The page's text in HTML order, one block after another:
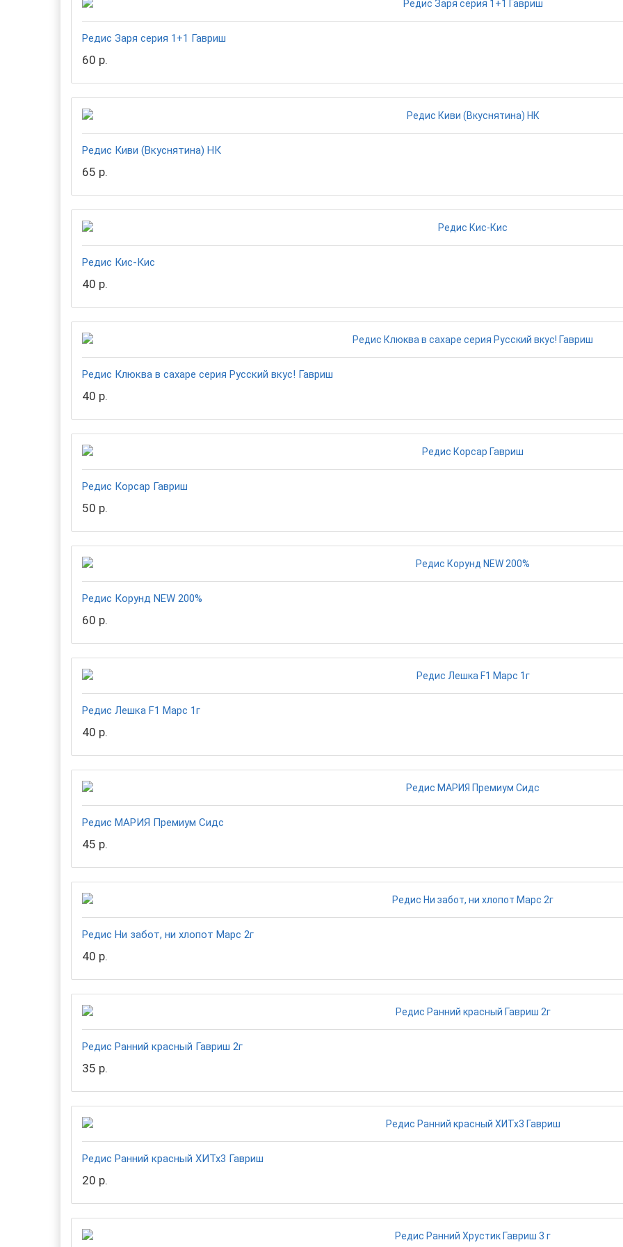
Редис Заря серия 1+1 Гавриш
60 р.
Редис Киви (Вкуснятина) НК
65 р.
Редис Кис-Кис
40 р.
Редис Клюква в сахаре серия Русский вкус! Гавриш
40 р.
Редис Корсар Гавриш
50 р.
Редис Корунд NEW 200%
60 р.
Редис Лешка F1 Марс 1г
40 р.
Редис МАРИЯ Премиум Сидс
45 р.
Редис Ни забот, ни хлопот Марс 2г
40 р.
Редис Ранний красный Гавриш 2г
35 р.
Редис Ранний красный ХИТх3 Гавриш
20 р.